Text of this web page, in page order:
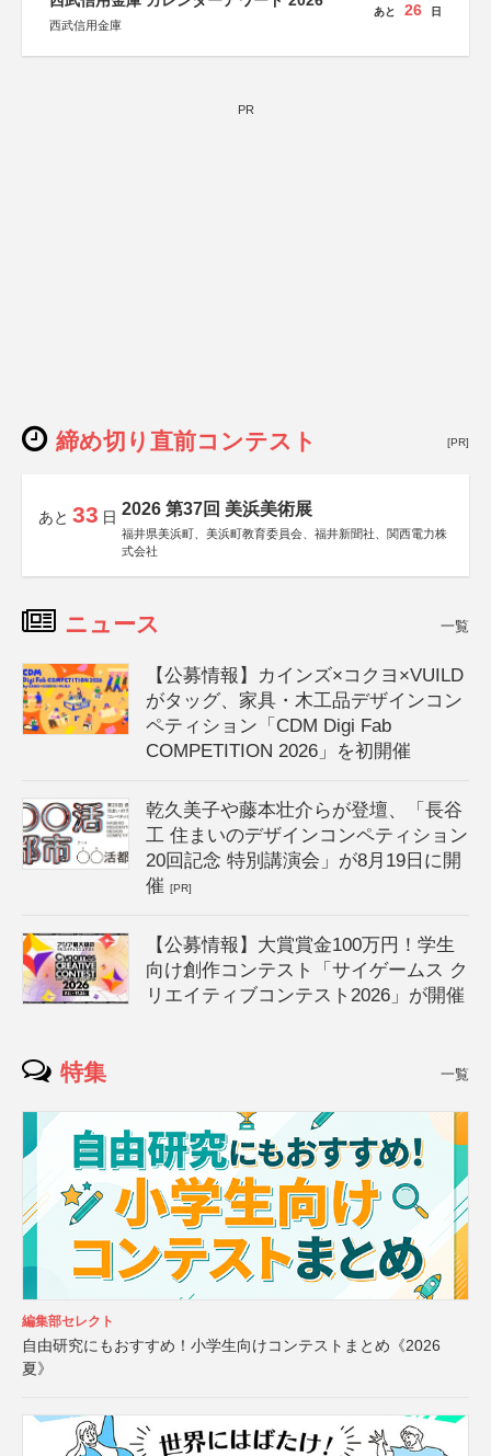
西武信用金庫
あと 26 日
PR
締め切り直前コンテスト [PR]
あと 33 日 2026 第37回 美浜美術展
福井県美浜町、美浜町教育委員会、福井新聞社、関西電力株
式会社
ニュース 一覧
【公募情報】カインズ×コクヨ×VUILD
がタッグ、家具・木工品デザインコン
ペティション「CDM Digi Fab
COMPETITION 2026」を初開催
乾久美子や藤本壮介らが登壇、「長谷
工 住まいのデザインコンペティション
20回記念 特別講演会」が8月19日に開
催[PR]
【公募情報】大賞賞金100万円！学生
向け創作コンテスト「サイゲームス ク
リエイティブコンテスト2026」が開催
特集 一覧
編集部セレクト
自由研究にもおすすめ！小学生向けコンテストまとめ《2026
夏》